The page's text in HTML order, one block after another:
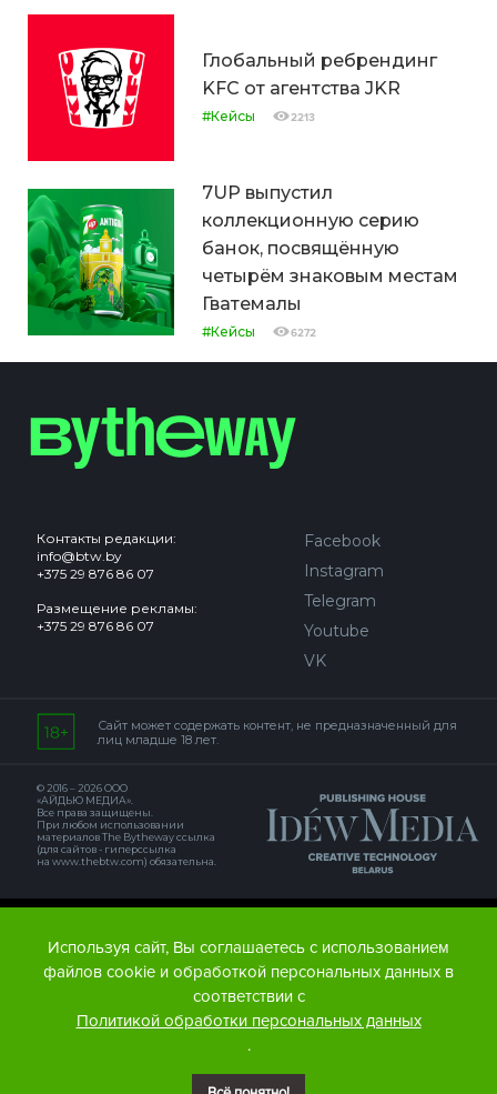
Глобальный ребрендинг
KFC от агентства JKR
#Кейсы 2213
7UP выпустил
коллекционную серию
банок, посвящённую
четырём знаковым местам
Гватемалы
#Кейсы 6272
Контакты редакции:
info@btw.by
+375 29 876 86 07
Размещение рекламы:
+375 29 876 86 07
Facebook
Instagram
Telegram
Youtube
VK
Сайт может содержать контент, не предназначенный для
лиц младше 18 лет.
© 2016 – 2026 ООО
«АЙДЬЮ МЕДИА».
Все права защищены.
При любом использовании
материалов The Bytheway ссылка
(для сайтов - гиперссылка
на www.thebtw.com) обязательна.
Используя сайт, Вы соглашаетесь с использованием
файлов cookie и обработкой персональных данных в
соответствии с
Политикой обработки персональных данных
.